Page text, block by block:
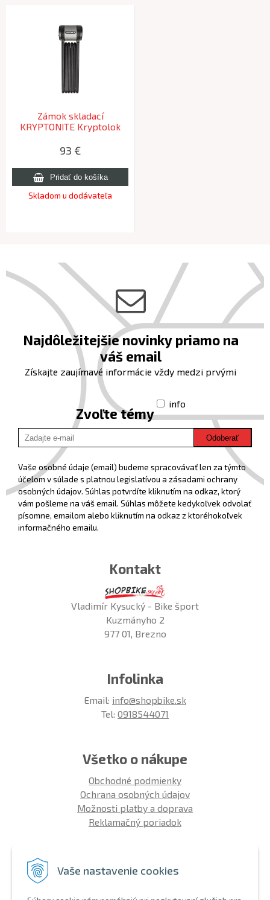
Vaše nastavenie cookies
Zámok skladací
KRYPTONITE Kryptolok
93 €
Skladom u dodávateľa
Najdôležitejšie novinky priamo na
váš email
Získajte zaujímavé informácie vždy medzi prvými
Zvoľte témy
info
Odoberať
Vaše osobné údaje (email) budeme spracovávať len za týmto
účelom v súlade s platnou legislatívou a zásadami ochrany
osobných údajov. Súhlas potvrdíte kliknutím na odkaz, ktorý
vám pošleme na váš email. Súhlas môžete kedykoľvek odvolať
písomne, emailom alebo kliknutím na odkaz z ktoréhokoľvek
informačného emailu.
Kontakt
Vladimír Kysucký - Bike šport
Kuzmányho 2
977 01, Brezno
Infolinka
Email: info@shopbike.sk
Tel: 0918544071
Všetko o nákupe
Obchodné podmienky
Ochrana osobných údajov
Možnosti platby a doprava
Reklamačný poriadok